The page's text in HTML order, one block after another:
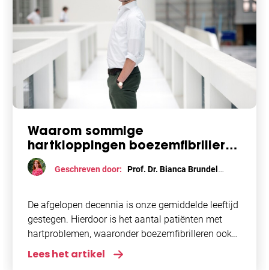
Waarom sommige
hartkloppingen boezemfibrilleren
veroorzaken
Geschreven door:
Prof. Dr. Bianca Brundel
De afgelopen decennia is onze gemiddelde leeftijd
gestegen. Hierdoor is het aantal patiënten met
hartproblemen, waaronder boezemfibrilleren ook
gestegen. Deze hartritmestoornis wordt
gekenmerkt door onder andere hartkloppingen,
Lees het artikel